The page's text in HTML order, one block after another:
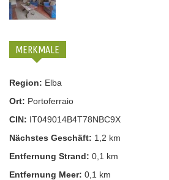
MERKMALE
Region: Elba
Ort: Portoferraio
CIN: IT049014B4T78NBC9X
Nächstes Geschäft: 1,2 km
Entfernung Strand: 0,1 km
Entfernung Meer: 0,1 km